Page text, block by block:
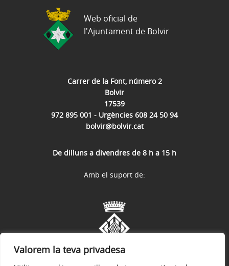
Valorem la teva privadesa
Carrer de la Font, número 2
Bolvir
17539
972 895 001 - Urgències 608 24 50 94
bolvir@bolvir.cat
De dilluns a divendres de 8 h a 15 h
Web oficial de
l'Ajuntament de Bolvir
Amb el suport de: